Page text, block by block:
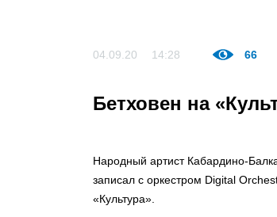
04.09.20 14:28 66
Бетховен на
Народный артист Кабардино-
записал с оркестром Digital
«Культура».